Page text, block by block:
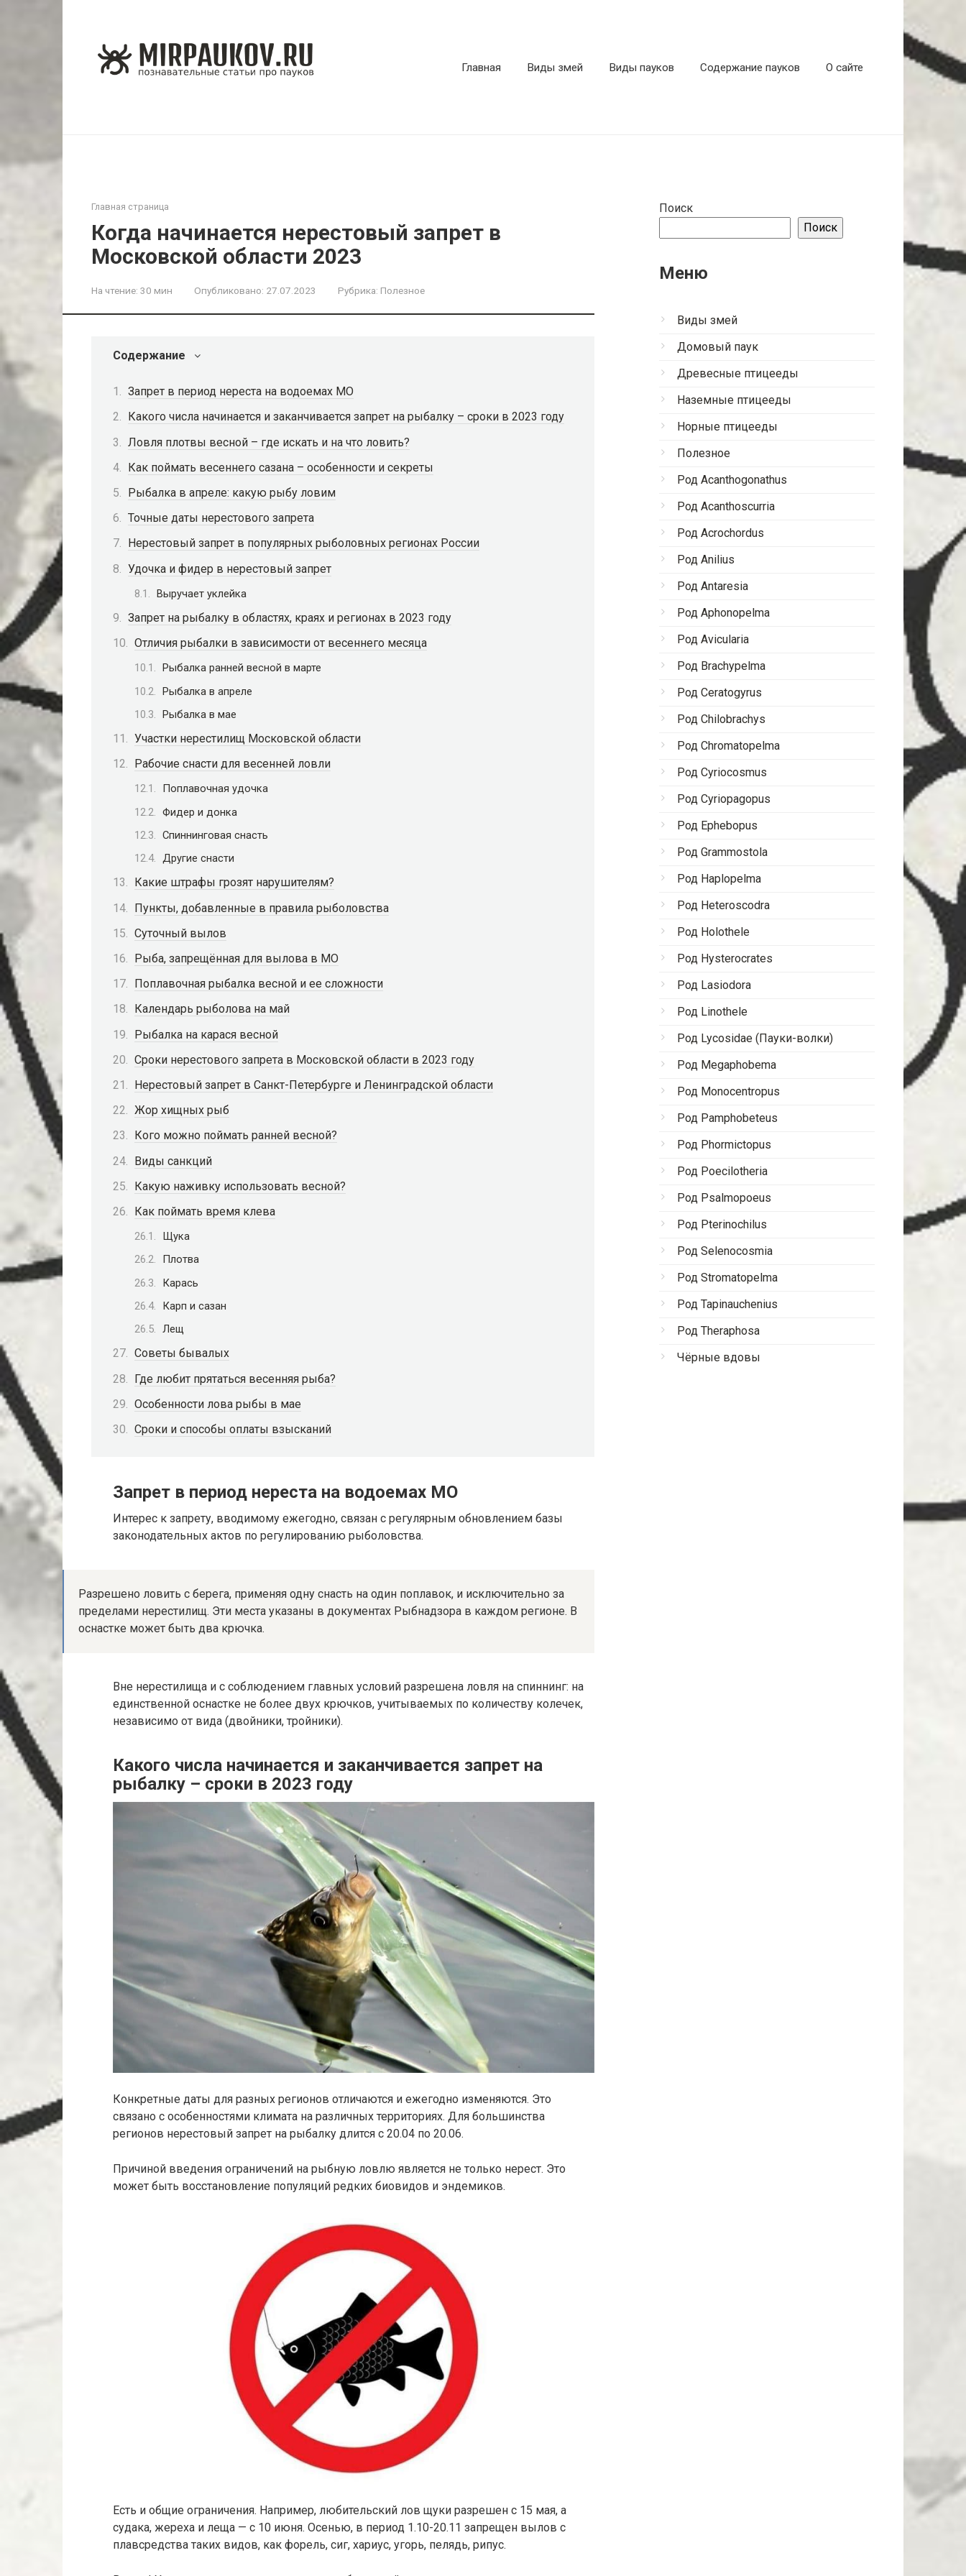
Главная Виды змей Виды пауков Содержание пауков О сайте
Главная страница
Когда начинается нерестовый запрет в
Московской области 2023
На чтение: 30 мин Опубликовано: 27.07.2023 Рубрика: Полезное
Содержание
Запрет в период нереста на водоемах МО
Какого числа начинается и заканчивается запрет на рыбалку – сроки в 2023 году
Ловля плотвы весной – где искать и на что ловить?
Как поймать весеннего сазана – особенности и секреты
Рыбалка в апреле: какую рыбу ловим
Точные даты нерестового запрета
Нерестовый запрет в популярных рыболовных регионах России
Удочка и фидер в нерестовый запрет
Выручает уклейка
Запрет на рыбалку в областях, краях и регионах в 2023 году
Отличия рыбалки в зависимости от весеннего месяца
Рыбалка ранней весной в марте
Рыбалка в апреле
Рыбалка в мае
Участки нерестилищ Московской области
Рабочие снасти для весенней ловли
Поплавочная удочка
Фидер и донка
Спиннинговая снасть
Другие снасти
Какие штрафы грозят нарушителям?
Пункты, добавленные в правила рыболовства
Суточный вылов
Рыба, запрещённая для вылова в МО
Поплавочная рыбалка весной и ее сложности
Календарь рыболова на май
Рыбалка на карася весной
Сроки нерестового запрета в Московской области в 2023 году
Нерестовый запрет в Санкт-Петербурге и Ленинградской области
Жор хищных рыб
Кого можно поймать ранней весной?
Виды санкций
Какую наживку использовать весной?
Как поймать время клева
Щука
Плотва
Карась
Карп и сазан
Лещ
Советы бывалых
Где любит прятаться весенняя рыба?
Особенности лова рыбы в мае
Сроки и способы оплаты взысканий
Запрет в период нереста на водоемах МО
Интерес к запрету, вводимому ежегодно, связан с регулярным обновлением базы
законодательных актов по регулированию рыболовства.
Разрешено ловить с берега, применяя одну снасть на один поплавок, и исключительно за
пределами нерестилищ. Эти места указаны в документах Рыбнадзора в каждом регионе. В
оснастке может быть два крючка.
Вне нерестилища и с соблюдением главных условий разрешена ловля на спиннинг: на
единственной оснастке не более двух крючков, учитываемых по количеству колечек,
независимо от вида (двойники, тройники).
Какого числа начинается и заканчивается запрет на
рыбалку – сроки в 2023 году
Конкретные даты для разных регионов отличаются и ежегодно изменяются. Это
связано с особенностями климата на различных территориях. Для большинства
регионов нерестовый запрет на рыбалку длится с 20.04 по 20.06.
Причиной введения ограничений на рыбную ловлю является не только нерест. Это
может быть восстановление популяций редких биовидов и эндемиков.
Есть и общие ограничения. Например, любительский лов щуки разрешен с 15 мая, а
судака, жереха и леща — с 10 июня. Осенью, в период 1.10-20.11 запрещен вылов с
плавсредства таких видов, как форель, сиг, хариус, угорь, пелядь, рипус.
Поиск
Поиск
Меню
Виды змей
Домовый паук
Древесные птицееды
Наземные птицееды
Норные птицееды
Полезное
Род Acanthogonathus
Род Acanthoscurria
Род Acrochordus
Род Anilius
Род Antaresia
Род Aphonopelma
Род Avicularia
Род Brachypelma
Род Ceratogyrus
Род Chilobrachys
Род Chromatopelma
Род Cyriocosmus
Род Cyriopagopus
Род Ephebopus
Род Grammostola
Род Haplopelma
Род Heteroscodra
Род Holothele
Род Hysterocrates
Род Lasiodora
Род Linothele
Род Lycosidae (Пауки-волки)
Род Megaphobema
Род Monocentropus
Род Pamphobeteus
Род Phormictopus
Род Poecilotheria
Род Psalmopoeus
Род Pterinochilus
Род Selenocosmia
Род Stromatopelma
Род Tapinauchenius
Род Theraphosa
Чёрные вдовы